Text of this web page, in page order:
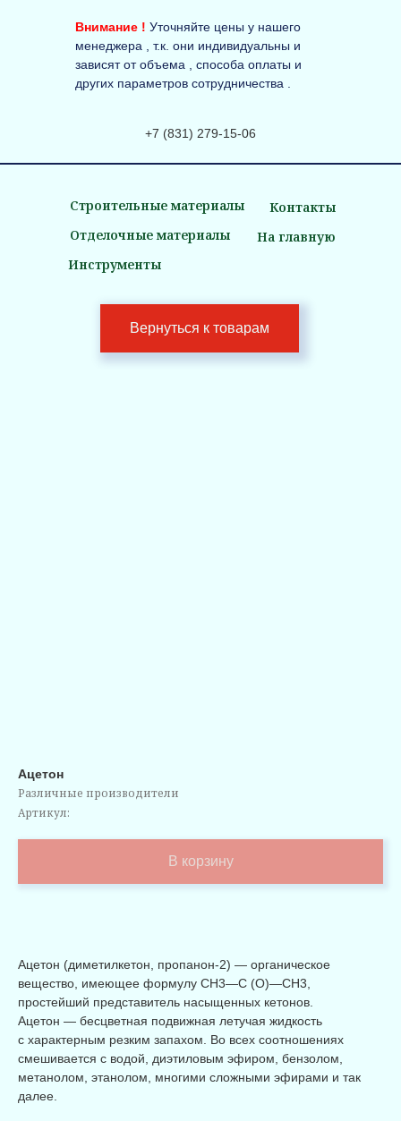
Внимание ! Уточняйте цены у нашего
менеджера , т.к. они индивидуальны и
зависят от объема , способа оплаты и
других параметров сотрудничества .
Вернуться к товарам
Строительные материалы
Отделочные материалы
Инструменты
На главную
Контакты
+7 (831) 279-15-06
Ацетон
Различные производители
Артикул:
В корзину
Ацетон (диметилкетон, пропанон-2) — органическое
вещество, имеющее формулу CH3—C (O)—CH3,
простейший представитель насыщенных кетонов.
Ацетон — бесцветная подвижная летучая жидкость
с характерным резким запахом. Во всех соотношениях
смешивается с водой, диэтиловым эфиром, бензолом,
метанолом, этанолом, многими сложными эфирами и так
далее.